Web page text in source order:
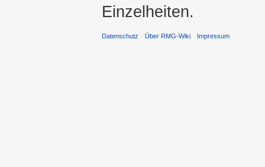
Einzelheiten.
Datenschutz Über RMG-Wiki Impressum